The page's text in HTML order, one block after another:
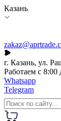
Казань
г. Казань, ул.
Работаем с 8:00
Whatsapp
Telegram